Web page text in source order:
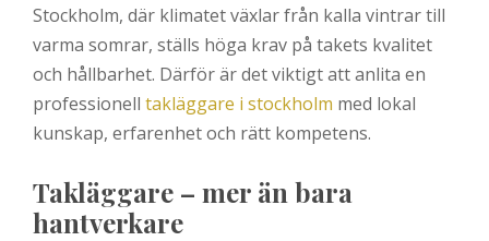
Stockholm, där klimatet växlar från kalla vintrar till
varma somrar, ställs höga krav på takets kvalitet
och hållbarhet. Därför är det viktigt att anlita en
professionell takläggare i stockholm med lokal
kunskap, erfarenhet och rätt kompetens.
Takläggare – mer än bara
hantverkare